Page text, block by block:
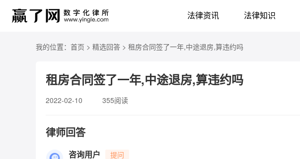
法律资讯 法律知识
我的位置： 首页 > 精选回答 > 租房合同签了一年,中途退房,算违约吗
租房合同签了一年,中途退房,算违约吗
2022-02-10 355阅读
律师回答
咨询用户 提问